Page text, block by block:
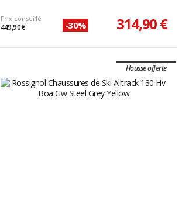
Prix conseillé
449,90 € -30% 314,90 €
Housse offerte